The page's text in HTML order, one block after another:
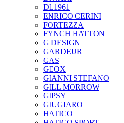
DL1961
ENRICO CERINI
FORTEZZA
FYNCH HATTON
G DESIGN
GARDEUR
GAS
GEOX
GIANNI STEFANO
GILL MORROW
GIPSY
GIUGIARO
HATICO